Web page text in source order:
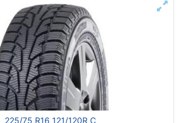
225/75 R16 121/120R C